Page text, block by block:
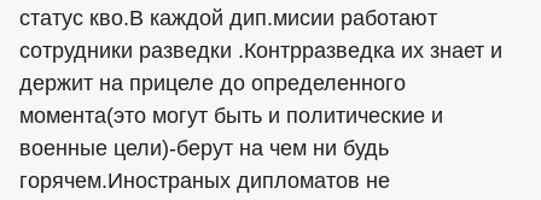
статус кво.В каждой дип.мисии работают
сотрудники разведки .Контрразведка их знает и
держит на прицеле до определенного
момента(это могут быть и политические и
военные цели)-берут на чем ни будь
горячем.Иностраных дипломатов не